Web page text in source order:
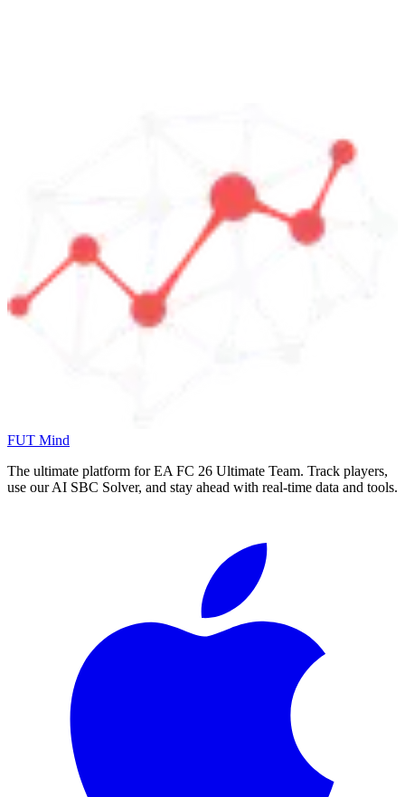
FUT Mind
The ultimate platform for EA FC 26 Ultimate Team. Track players,
use our AI SBC Solver, and stay ahead with real-time data and tools.